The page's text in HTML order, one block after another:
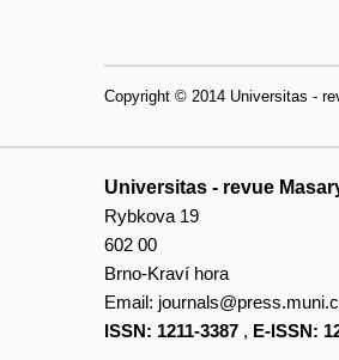
Copyright © 2014 Universitas -
Universitas - revue
Rybkova 19
602 00
Brno-Kraví hora
Email:
ISSN: 1211-3387 , E-ISSN: